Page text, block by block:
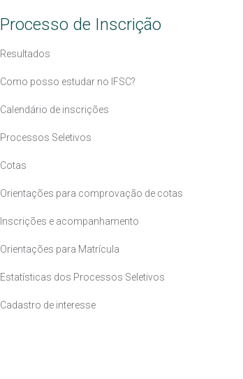
Processo de Inscrição
Resultados
Como posso estudar no IFSC?
Calendário de inscrições
Processos Seletivos
Cotas
Orientações para comprovação de cotas
Inscrições e acompanhamento
Orientações para Matrícula
Estatísticas dos Processos Seletivos
Cadastro de interesse